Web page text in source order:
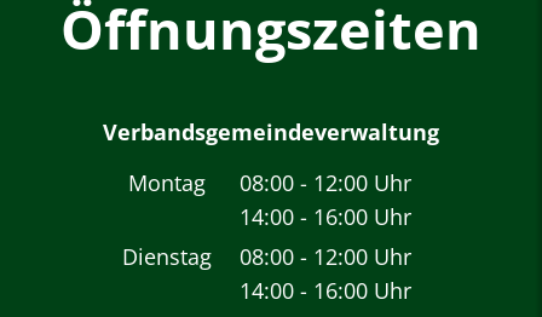
Öffnungszeiten
Verbandsgemeindeverwaltung
Montag
08:00 - 12:00 Uhr
Von 08:00 bis 12:00
14:00 - 16:00 Uhr
Von 14:00 bis 16:00
Dienstag 08:00 - 12:00 Uhr
Von 08:00 bis 12:00
14:00 - 16:00 Uhr